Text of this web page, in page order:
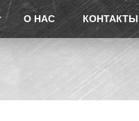
О НАС КОНТАКТЫ